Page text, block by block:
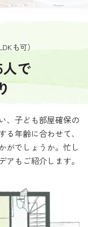
も可）
で
、子ども部屋確保の
年齢に合わせて、
がでしょうか。忙し
もご紹介します。